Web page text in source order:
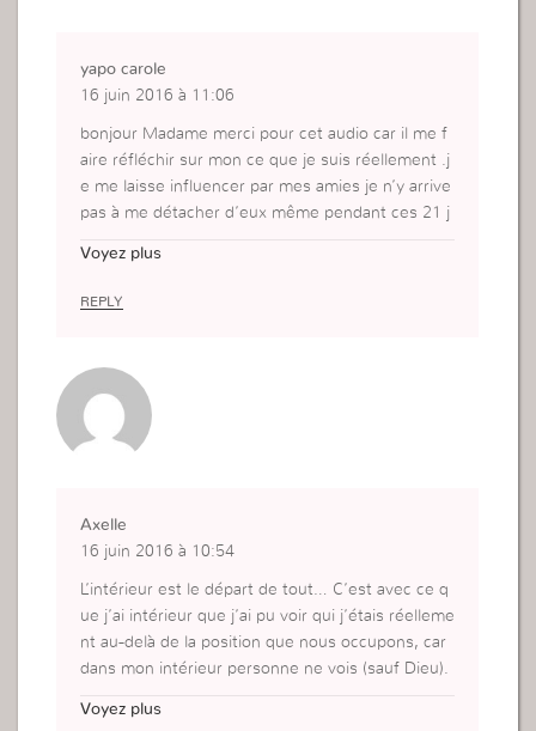
yapo carole
16 juin 2016 à 11:06
bonjour Madame merci pour cet audio car il me f
aire réfléchir sur mon ce que je suis réellement .j
e me laisse influencer par mes amies je n’y arrive
pas à me détacher d’eux même pendant ces 21 j
rien laisser compromettre mon salut je vais saisir
lle hors beaucoup de personne trouve en moi ple
in de qualité et peu de défaut.je vais suivre mon
objectif définitivement.
Voyez plus
REPLY
Axelle
16 juin 2016 à 10:54
L’intérieur est le départ de tout… C’est avec ce q
ue j’ai intérieur que j’ai pu voir qui j’étais réelleme
nt au-delà de la position que nous occupons, car
dans mon intérieur personne ne vois (sauf Dieu).
ffronter car je sais que si je continue ainsi en éta
Voyez plus